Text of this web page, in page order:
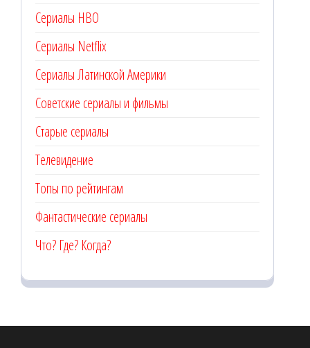
Сериалы HBO
Сериалы Netflix
Сериалы Латинской Америки
Советские сериалы и фильмы
Старые сериалы
Телевидение
Топы по рейтингам
Фантастические сериалы
Что? Где? Когда?